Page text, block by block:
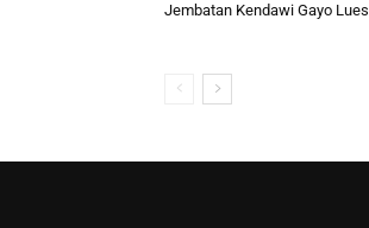
Jembatan Kendawi Gayo Lues